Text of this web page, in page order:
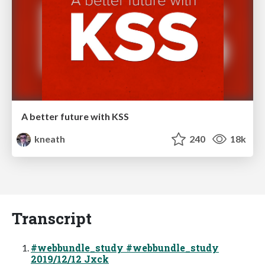
A better future with KSS
kneath
240 18k
Transcript
#webbundle_study #webbundle_study
2019/12/12 Jxck